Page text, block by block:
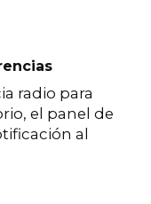
radio para
el panel de
al